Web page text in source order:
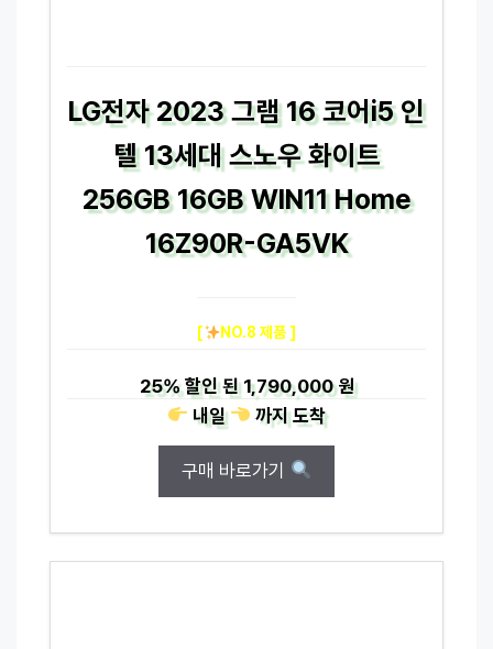
LG전자 2023 그램 16 코어i5 인
텔 13세대 스노우 화이트
256GB 16GB WIN11 Home
16Z90R-GA5VK
[ NO.8 제품 ]
25%할인 된1,790,000 원
내일
까지도착
구매 바로가기